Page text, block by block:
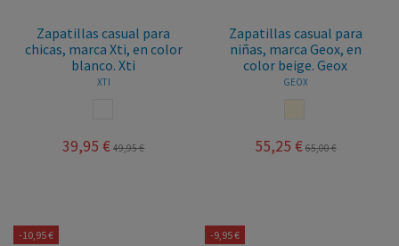
Zapatillas casual para
chicas, marca Xti, en color
blanco. Xti
XTI
39,95 € 49,95 €
Zapatillas casual para
niñas, marca Geox, en
color beige. Geox
GEOX
55,25 € 65,00 €
-10,95 € -9,95 €